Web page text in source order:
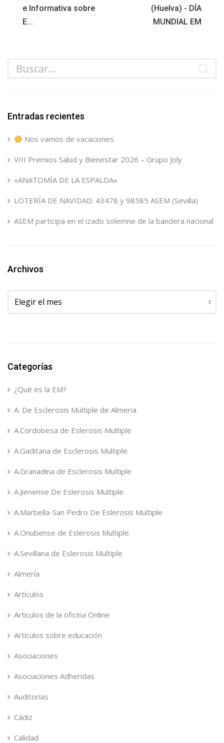
e Informativa sobre
E...
(Huelva) - DÍA
MUNDIAL EM
Entradas recientes
Nos vamos de vacaciones
VIII Premios Salud y Bienestar 2026 – Grupo Joly
«ANATOMÍA DE LA ESPALDA»
LOTERÍA DE NAVIDAD: 43478 y 98585 ASEM (Sevilla)
ASEM participa en el izado solemne de la bandera nacional
Archivos
Archivos
Categorías
¿Qué es la EM?
A. De Esclerosis Multiple de Almeria
A.Cordobesa de Eslerosis Multiple
A.Gaditana de Esclerosis Multiple
A.Granadina de Esclerosis Multiple
A.Jienense De Eslerosis Multiple
A.Marbella-San Pedro De Eslerosis Multiple
A.Onubense de Eslerosis Multiple
A.Sevillana de Eslerosis Multiple
Almería
Artículos
Articulos de la oficina Online
Articulos sobre educación
Asociaciones
Asociaciones Adheridas
Auditorías
Cádiz
Calidad